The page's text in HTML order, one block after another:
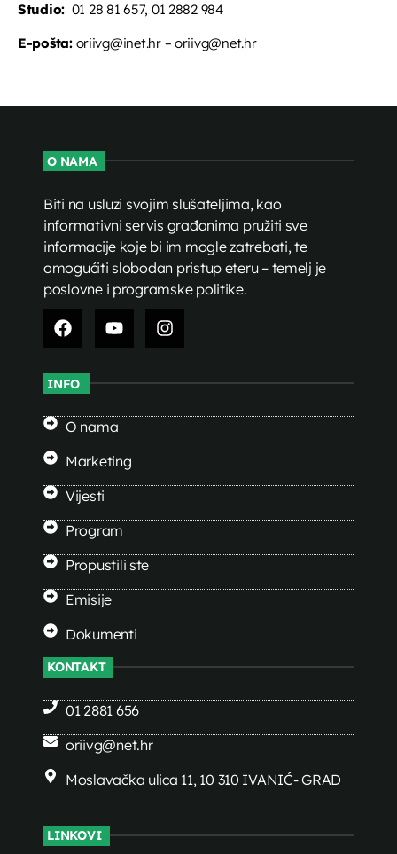
Studio: 01 28 81 657, 01 2882 984
E-pošta:oriivg@inet.hr – oriivg@net.hr
O NAMA
Biti na usluzi svojim slušateljima, kao
informativni servis građanima pružiti sve
informacije koje bi im mogle zatrebati, te
omogućiti slobodan pristup eteru – temelj je
poslovne i programske politike.
INFO
O nama
Marketing
Vijesti
Program
Propustili ste
Emisije
Dokumenti
KONTAKT
01 2881 656
oriivg@net.hr
Moslavačka ulica 11, 10 310 IVANIĆ- GRAD
LINKOVI